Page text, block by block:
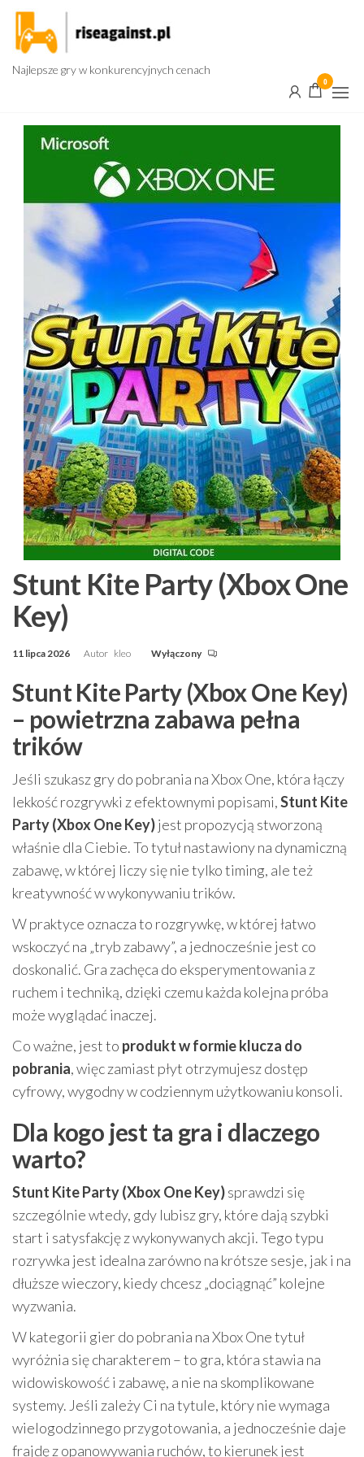
Przejdź
treści
Najlepsze gry w konkurencyjnych cenach
0
Stunt Kite Party (Xbox One
Key)
11 lipca 2026 Autor kleo Wyłączony
Stunt Kite Party (Xbox One Key)
– powietrzna zabawa pełna
trików
Jeśli szukasz gry do pobrania na Xbox One, która łączy
lekkość rozgrywki z efektownymi popisami,Stunt Kite
Party (Xbox One Key)jest propozycją stworzoną
właśnie dla Ciebie. To tytuł nastawiony na dynamiczną
zabawę, w której liczy się nie tylko timing, ale też
kreatywność w wykonywaniu trików.
W praktyce oznacza to rozgrywkę, w której łatwo
wskoczyć na „tryb zabawy”, a jednocześnie jest co
doskonalić. Gra zachęca do eksperymentowania z
ruchem i techniką, dzięki czemu każda kolejna próba
może wyglądać inaczej.
Co ważne, jest to produkt w formie klucza do
pobrania, więc zamiast płyt otrzymujesz dostęp
cyfrowy, wygodny w codziennym użytkowaniu konsoli.
Dla kogo jest ta gra i dlaczego
warto?
Stunt Kite Party (Xbox One Key)sprawdzi się
szczególnie wtedy, gdy lubisz gry, które dają szybki
start i satysfakcję z wykonywanych akcji. Tego typu
rozrywka jest idealna zarówno na krótsze sesje, jak i na
dłuższe wieczory, kiedy chcesz „dociągnąć” kolejne
wyzwania.
W kategorii gier do pobrania na Xbox One tytuł
wyróżnia się charakterem – to gra, która stawia na
widowiskowość i zabawę, a nie na skomplikowane
systemy. Jeśli zależy Ci na tytule, który nie wymaga
wielogodzinnego przygotowania, a jednocześnie daje
frajdę z opanowywania ruchów, to kierunek jest